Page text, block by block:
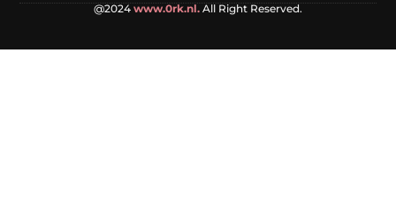
@2024 www.0rk.nl. All Right Reserved.